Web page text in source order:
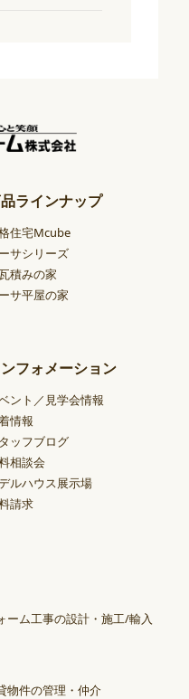
ラインナップ
住宅Mcube
サシリーズ
積みの家
サ平屋の家
フォメーション
ント／見学会情報
情報
ッフブログ
相談会
ルハウス展示場
請求
ーム工事の設計・施工/輸入
物件の管理・仲介